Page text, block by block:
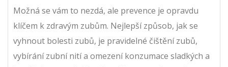
Možná se vám to nezdá, ale prevence je opravdu
klíčem k zdravým zubům. Nejlepší způsob, jak se
vyhnout bolesti zubů, je pravidelné čištění zubů,
vybírání zubní nití a omezení konzumace sladkých a